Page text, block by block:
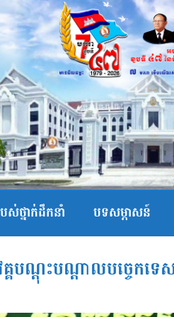
ស់ថ្នាក់ដឹកនាំ បទសម្ភាសន៍
គបណ្ដុះបណ្ដាលបច្ចេកទេ